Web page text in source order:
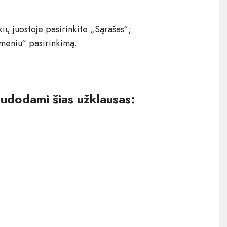
juostoje pasirinkite „Sąrašas“;
pasirinkimą.
šias užklausas: